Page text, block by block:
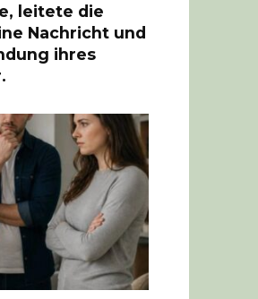
leitete die
Nachricht und
ihres